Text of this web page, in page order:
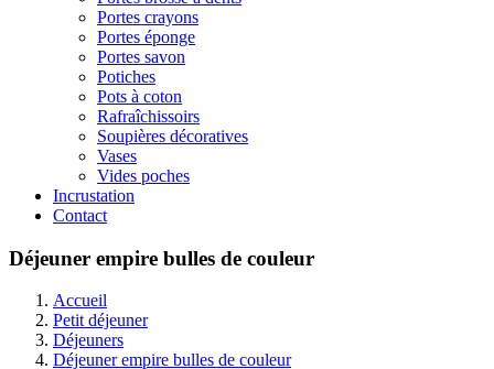
Portes crayons
Portes éponge
Portes savon
Potiches
Pots à coton
Rafraîchissoirs
Soupières décoratives
Vases
Vides poches
Incrustation
Contact
Déjeuner empire bulles de couleur
Accueil
Petit déjeuner
Déjeuners
Déjeuner empire bulles de couleur